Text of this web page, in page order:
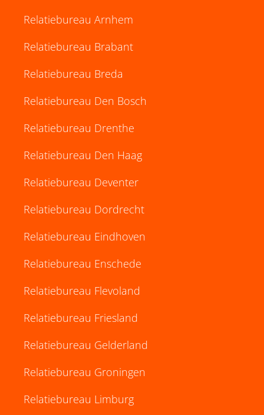
Relatiebureau Arnhem
Relatiebureau Brabant
Relatiebureau Breda
Relatiebureau Den Bosch
Relatiebureau Drenthe
Relatiebureau Den Haag
Relatiebureau Deventer
Relatiebureau Dordrecht
Relatiebureau Eindhoven
Relatiebureau Enschede
Relatiebureau Flevoland
Relatiebureau Friesland
Relatiebureau Gelderland
Relatiebureau Groningen
Relatiebureau Limburg